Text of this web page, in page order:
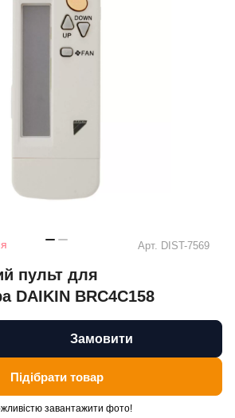
Арт. DIST-7569
пульт для
DAIKIN BRC4C158
Замовити
Підібрати товар
завантажити фото!